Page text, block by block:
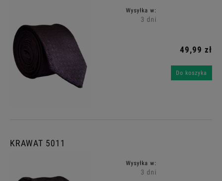
Wysyłka w:
3 dni
49,99 zł
Do koszyka
KRAWAT 5011
Wysyłka w:
3 dni